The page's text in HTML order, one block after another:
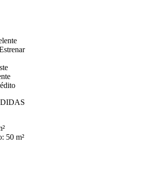
50 m²